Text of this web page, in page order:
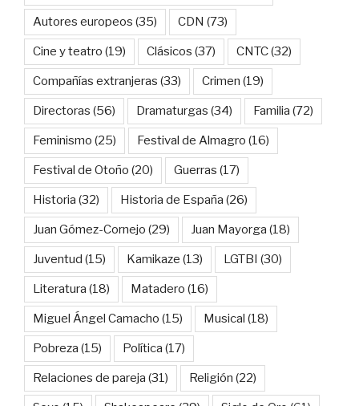
Autores europeos (35) CDN (73)
Cine y teatro (19) Clásicos (37) CNTC(32)
Compañías extranjeras (33) Crimen (19)
Directoras (56) Dramaturgas (34) Familia (72)
Feminismo (25) Festival de Almagro (16)
Festival de Otoño (20) Guerras (17)
Historia (32) Historia de España (26)
Juan Gómez-Cornejo (29) Juan Mayorga (18)
Juventud (15) Kamikaze (13) LGTBI (30)
Literatura (18) Matadero (16)
Miguel Ángel Camacho (15) Musical (18)
Pobreza (15) Política (17)
Relaciones de pareja (31) Religión (22)